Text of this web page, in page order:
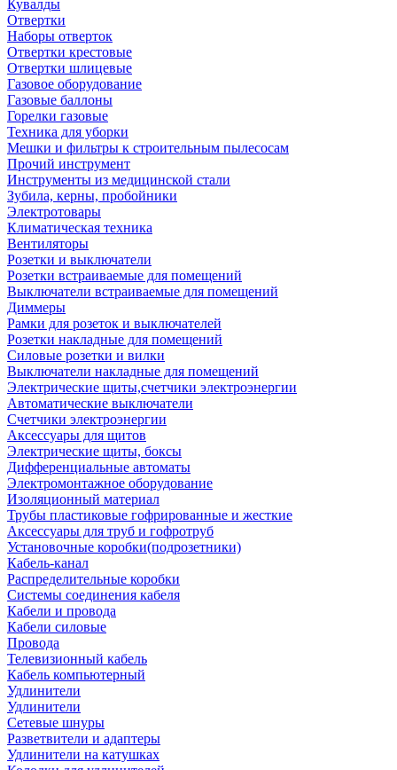
Кувалды
Отвертки
Наборы отверток
Отвертки крестовые
Отвертки шлицевые
Газовое оборудование
Газовые баллоны
Горелки газовые
Техника для уборки
Мешки и фильтры к строительным пылесосам
Прочий инструмент
Инструменты из медицинской стали
Зубила, керны, пробойники
Электротовары
Климатическая техника
Вентиляторы
Розетки и выключатели
Розетки встраиваемые для помещений
Выключатели встраиваемые для помещений
Диммеры
Рамки для розеток и выключателей
Розетки накладные для помещений
Силовые розетки и вилки
Выключатели накладные для помещений
Электрические щиты,счетчики электроэнергии
Автоматические выключатели
Счетчики электроэнергии
Аксессуары для щитов
Электрические щиты, боксы
Дифференциальные автоматы
Электромонтажное оборудование
Изоляционный материал
Трубы пластиковые гофрированные и жесткие
Аксессуары для труб и гофротруб
Установочные коробки(подрозетники)
Кабель-канал
Распределительные коробки
Системы соединения кабеля
Кабели и провода
Кабели силовые
Провода
Телевизионный кабель
Кабель компьютерный
Удлинители
Удлинители
Сетевые шнуры
Разветвители и адаптеры
Удлинители на катушках